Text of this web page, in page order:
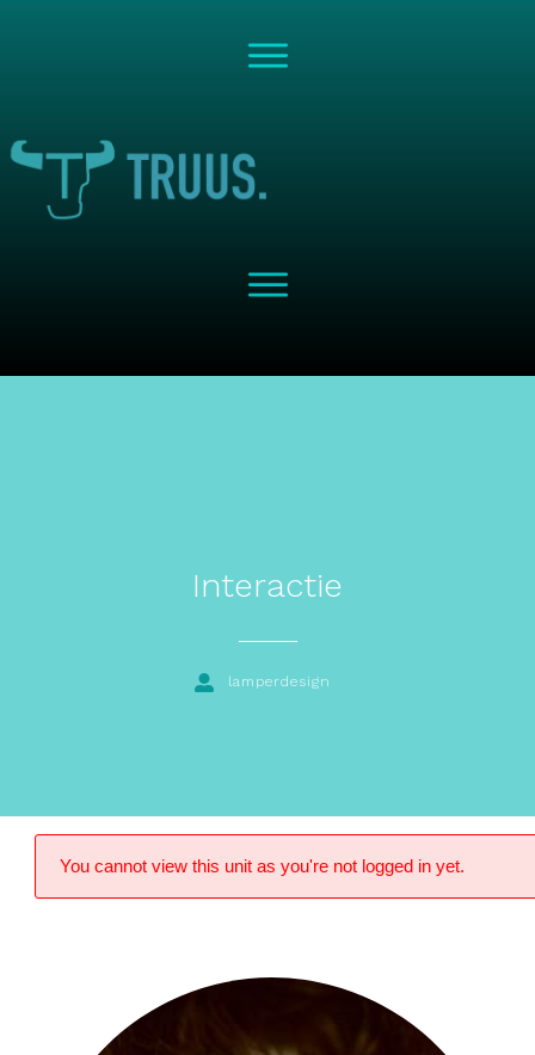
Interactie
lamperdesign
You cannot view this unit as you're not logged in yet.